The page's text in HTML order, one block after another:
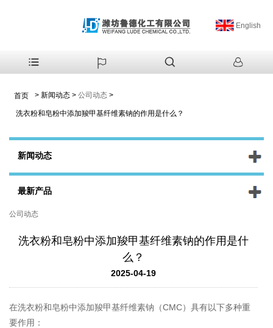
English
首页 > 新闻动态 > 公司动态 >
洗衣粉和皂粉中添加羧甲基纤维素钠的作用是什么？
新闻动态
最新产品
公司动态
洗衣粉和皂粉中添加羧甲基纤维素钠的作用是什
么？
2025-04-19
在洗衣粉和皂粉中添加羧甲基纤维素钠（CMC）具有以下多种重
要作用：